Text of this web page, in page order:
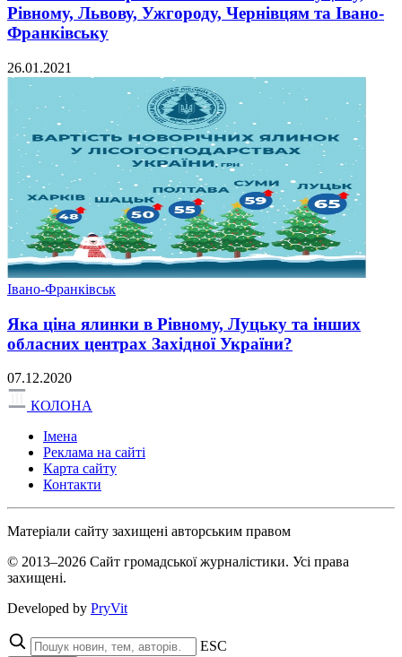
Рівному, Львову, Ужгороду, Чернівцям та Івано-
Франківську
26.01.2021
Івано-Франківськ
Яка ціна ялинки в Рівному, Луцьку та інших
обласних центрах Західної України?
07.12.2020
КОЛОНА
Імена
Реклама на сайті
Карта сайту
Контакти
Матеріали сайту захищені авторським правом
© 2013–2026 Сайт громадської журналістики. Усі права
захищені.
Developed by PryVit
ESC